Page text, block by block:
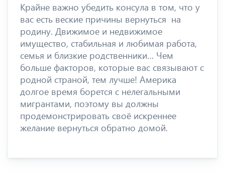
Крайне важно убедить консула в том, что у
вас есть веские причины вернуться на
родину. Движимое и недвижимое
имущество, стабильная и любимая работа,
семья и близкие родственники… Чем
больше факторов, которые вас связывают с
родной страной, тем лучше! Америка
долгое время борется с нелегальными
мигрантами, поэтому вы должны
продемонстрировать своё искреннее
желание вернуться обратно домой.